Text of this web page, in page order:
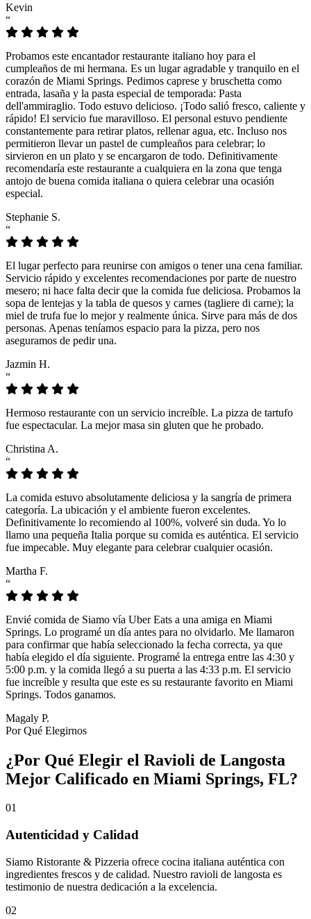
Kevin
“
Probamos este encantador restaurante italiano hoy para el
cumpleaños de mi hermana. Es un lugar agradable y tranquilo en el
corazón de Miami Springs. Pedimos caprese y bruschetta como
entrada, lasaña y la pasta especial de temporada: Pasta
dell'ammiraglio. Todo estuvo delicioso. ¡Todo salió fresco, caliente y
rápido! El servicio fue maravilloso. El personal estuvo pendiente
constantemente para retirar platos, rellenar agua, etc. Incluso nos
permitieron llevar un pastel de cumpleaños para celebrar; lo
sirvieron en un plato y se encargaron de todo. Definitivamente
recomendaría este restaurante a cualquiera en la zona que tenga
antojo de buena comida italiana o quiera celebrar una ocasión
especial.
Stephanie S.
“
El lugar perfecto para reunirse con amigos o tener una cena familiar.
Servicio rápido y excelentes recomendaciones por parte de nuestro
mesero; ni hace falta decir que la comida fue deliciosa. Probamos la
sopa de lentejas y la tabla de quesos y carnes (tagliere di carne); la
miel de trufa fue lo mejor y realmente única. Sirve para más de dos
personas. Apenas teníamos espacio para la pizza, pero nos
aseguramos de pedir una.
Jazmin H.
“
Hermoso restaurante con un servicio increíble. La pizza de tartufo
fue espectacular. La mejor masa sin gluten que he probado.
Christina A.
“
La comida estuvo absolutamente deliciosa y la sangría de primera
categoría. La ubicación y el ambiente fueron excelentes.
Definitivamente lo recomiendo al 100%, volveré sin duda. Yo lo
llamo una pequeña Italia porque su comida es auténtica. El servicio
fue impecable. Muy elegante para celebrar cualquier ocasión.
Martha F.
“
Envié comida de Siamo vía Uber Eats a una amiga en Miami
Springs. Lo programé un día antes para no olvidarlo. Me llamaron
para confirmar que había seleccionado la fecha correcta, ya que
había elegido el día siguiente. Programé la entrega entre las 4:30 y
5:00 p.m. y la comida llegó a su puerta a las 4:33 p.m. El servicio
fue increíble y resulta que este es su restaurante favorito en Miami
Springs. Todos ganamos.
Magaly P.
Por Qué Elegirnos
¿Por Qué Elegir el Ravioli de Langosta
Mejor Calificado en Miami Springs, FL?
01
Autenticidad y Calidad
Siamo Ristorante & Pizzeria ofrece cocina italiana auténtica con
ingredientes frescos y de calidad. Nuestro ravioli de langosta es
testimonio de nuestra dedicación a la excelencia.
02